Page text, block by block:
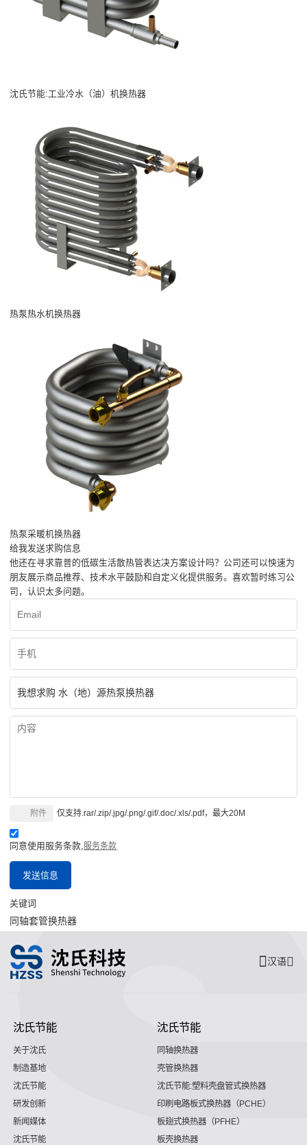
沈氏节能:工业冷水（油）机换热器
热泵热水机换热器
热泵采暖机换热器
给我发送求购信息
他还在寻求靠普的低碳生活散热管表达决方案设计吗？公司还可以怏速为
朋友展示商品推荐、技术水平鼓励和自定义化提供服务。喜欢暂时练习公
司，认识太多问题。
仅支持.rar/.zip/.jpg/.png/.gif/.doc/.xls/.pdf，最大20M
附件
同意使用服务条款, 服务条款
发送信息
关键词
同轴套管换热器
汉语
沈氏节能
关于沈氏
制造基地
沈氏节能
研发创新
新闻媒体
沈氏节能
沈氏节能
同轴换热器
壳管换热器
沈氏节能:塑料壳盘管式换热器
印刷电路板式换热器（PCHE）
板翅式换热器（PFHE）
板壳换热器